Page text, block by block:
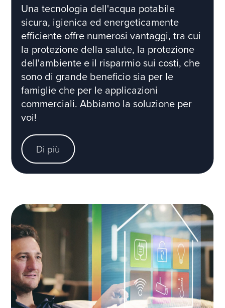
Una tecnologia dell'acqua potabile
sicura, igienica ed energeticamente
efficiente offre numerosi vantaggi, tra cui
la protezione della salute, la protezione
dell'ambiente e il risparmio sui costi, che
sono di grande beneficio sia per le
famiglie che per le applicazioni
commerciali. Abbiamo la soluzione per
voi!
Di più